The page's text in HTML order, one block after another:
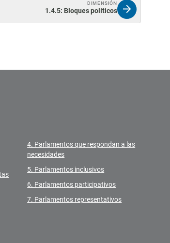
DIMENSIÓN
1.4.5: Bloques políticos
4. Parlamentos que respondan a las
necesidades
5. Parlamentos inclusivos
6. Parlamentos participativos
7. Parlamentos representativos